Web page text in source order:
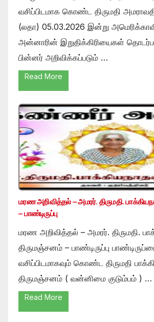
வசிப்பிடமாக கொண்ட திருமதி
(லதா) 05.03.2026 இன்று
அன்னாரின் இறுதிக்கிரியைகள்
பின்னர் அறிவிக்கப்படும் …
Read More
மரண அறிவித்தல் – அமரர். திருமதி.
– பாண்டிருப்பு
மரண அறிவித்தல் – அமரர். திருமதி.
திருமஞ்சனம் – பாண்டிருப்பு
வசிப்பிடமாகவும் கொண்ட திருமதி
திருமஞ்சனம் ( வன்னிமை குடும்பம் ) …
Read More